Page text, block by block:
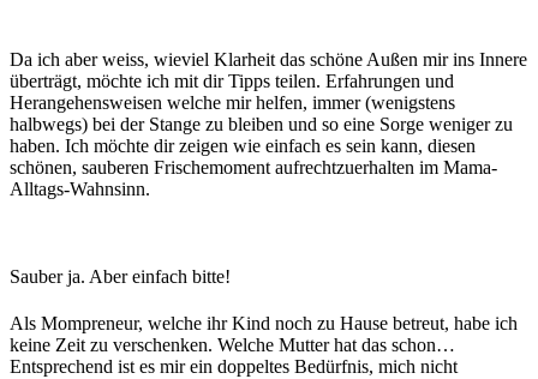
Da ich aber weiss, wieviel Klarheit das schöne Außen mir ins Innere
überträgt, möchte ich mit dir Tipps teilen. Erfahrungen und
Herangehensweisen welche mir helfen, immer (wenigstens
halbwegs) bei der Stange zu bleiben und so eine Sorge weniger zu
haben. Ich möchte dir zeigen wie einfach es sein kann, diesen
schönen, sauberen Frischemoment aufrechtzuerhalten im Mama-
Alltags-Wahnsinn.
Sauber ja. Aber einfach bitte!
Als Mompreneur, welche ihr Kind noch zu Hause betreut, habe ich
keine Zeit zu verschenken. Welche Mutter hat das schon…
Entsprechend ist es mir ein doppeltes Bedürfnis, mich nicht